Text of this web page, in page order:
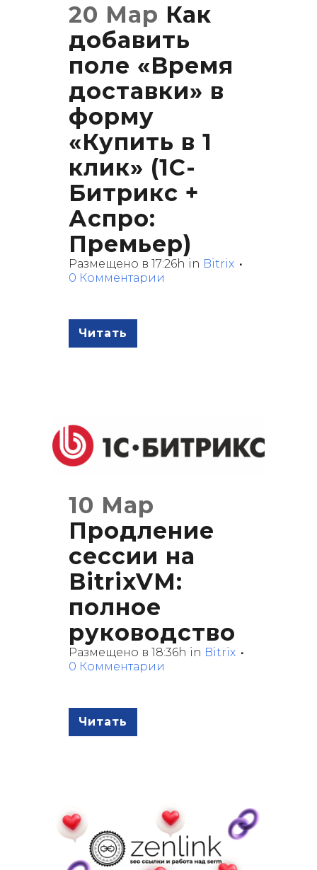
20 Мар Как
добавить
поле «Время
доставки» в
форму
«Купить в 1
клик» (1С-
Битрикс +
Аспро:
Премьер)
Размещено в 17:26h in Bitrix
0 Комментарии
Читать
10 Мар
Продление
сессии на
BitrixVM:
полное
руководство
Размещено в 18:36h in Bitrix
0 Комментарии
Читать